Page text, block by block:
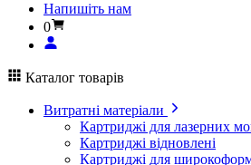
Напишіть нам
0
Каталог товарів
Витратні матеріали
Картриджі для лазерних
Картриджі відновлені
Картриджі для